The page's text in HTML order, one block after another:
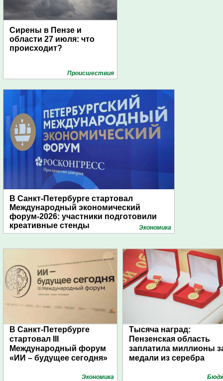
Сирены в Пензе и
области 27 июля: что
происходит?
Проиcшествия
В Санкт-Петербурге стартовал
Международный экономический
форум-2026: участники подготовили
креативные стенды
Экономика
В Санкт-Петербурге
стартовал III
Международный форум
«ИИ – будущее сегодня»
Экономика
Тысяча наград:
Пензенская область
заплатила миллионы
медали из серебра